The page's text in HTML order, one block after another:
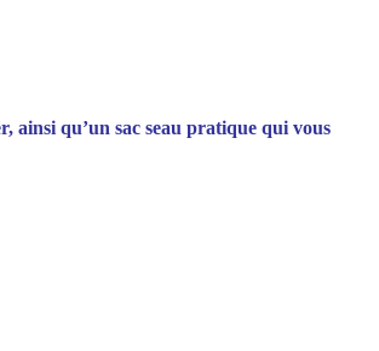
ainsi qu’un sac seau pratique qui vous